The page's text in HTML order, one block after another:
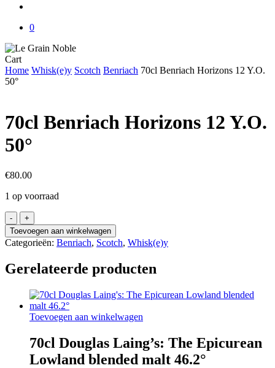
0
CartClose
Cart
Home Whisk(e)y Scotch Benriach 70cl Benriach Horizons 12 Y.O.
50°
70cl Benriach Horizons 12 Y.O.
50°
€80.00
1 op voorraad
70cl
Benriach
Horizons
12
50°
Toevoegen aan winkelwagen
Categorieën: Benriach, Scotch, Whisk(e)y
Gerelateerde producten
Toevoegen aan winkelwagen
70cl Douglas Laing’s: The Epicurean
Lowland blended malt 46.2°